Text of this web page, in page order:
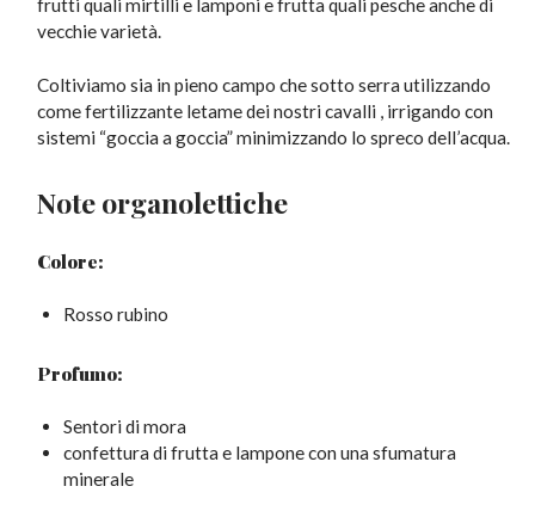
frutti quali mirtilli e lamponi e frutta quali pesche anche di
vecchie varietà.
Coltiviamo sia in pieno campo che sotto serra utilizzando
come fertilizzante letame dei nostri cavalli , irrigando con
sistemi “goccia a goccia” minimizzando lo spreco dell’acqua.
Note organolettiche
Colore:
Rosso rubino
Profumo:
Sentori di mora
confettura di frutta e lampone con una sfumatura
minerale